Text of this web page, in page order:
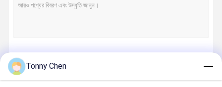
CO2 লেজার মার্কিং মেশিন
UV লেজার মার্কিং মেশিন
Tonny Chen